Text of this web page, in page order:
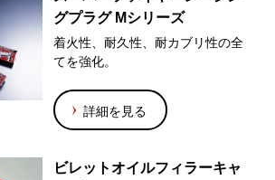
グプラグ Mシリーズ
着火性、耐久性、耐カブリ性の全
てを強化。
詳細を見る
ビレットオイルフィラーキャ